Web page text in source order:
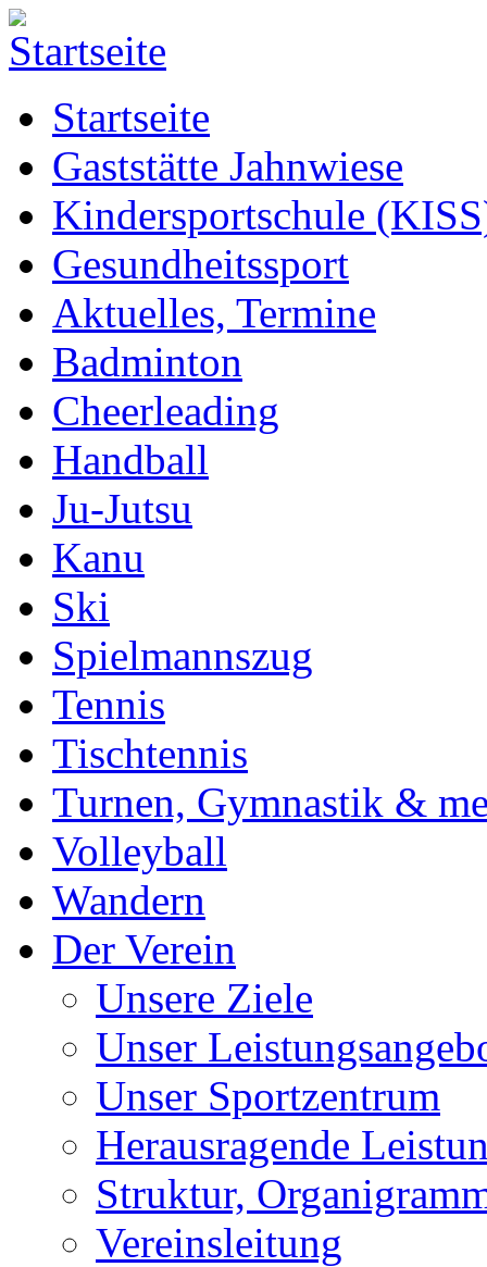
Startseite
Gaststätte Jahnwiese
Kindersportschule
Gesundheitssport
Aktuelles, Termine
Badminton
Cheerleading
Handball
Ju-Jutsu
Kanu
Ski
Spielmannszug
Tennis
Tischtennis
Turnen, Gymnastik &
Volleyball
Wandern
Der Verein
Unsere Ziele
Unser
Unser Sportzentrum
Herausragende
Struktur,
Vereinsleitung